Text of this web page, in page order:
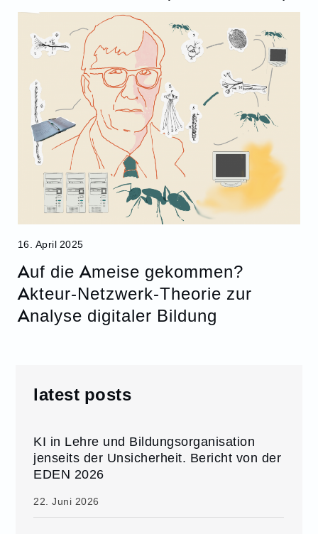
16. April 2025
Auf die Ameise gekommen?
Akteur-Netzwerk-Theorie zur
Analyse digitaler Bildung
latest posts
KI in Lehre und Bildungsorganisation
jenseits der Unsicherheit. Bericht von der
EDEN 2026
22. Juni 2026